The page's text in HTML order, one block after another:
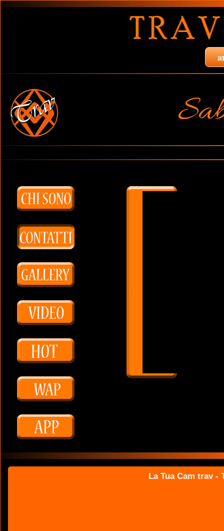
La Tua Cam trav -